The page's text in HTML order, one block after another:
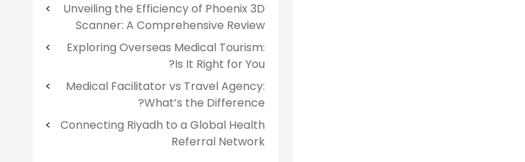
Unveiling the Efficiency of Phoenix 3D
Scanner: A Comprehensive Review
Exploring Overseas Medical Tourism:
Is It Right for You?
Medical Facilitator vs Travel Agency:
What’s the Difference?
Connecting Riyadh to a Global Health
Referral Network